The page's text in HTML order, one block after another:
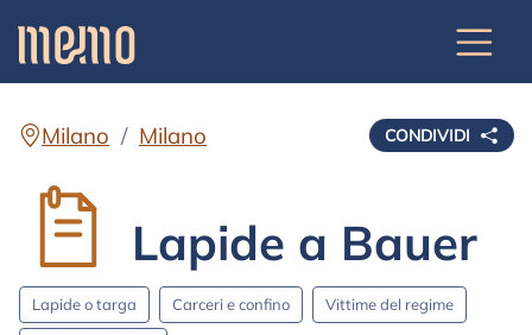
CONDIVIDI
Milano Milano
Lapide a Bauer
Lapide o targa Carceri e confino Vittime del regime